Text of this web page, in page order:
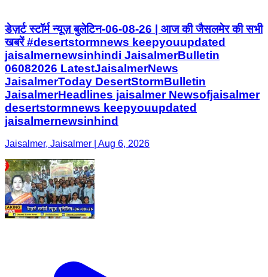
डेज़र्ट स्टॉर्म न्यूज़ बुलेटिन-06-08-26 | आज की जैसलमेर की सभी
खबरें #desertstormnews keepyouupdated
jaisalmernewsinhindi JaisalmerBulletin
06082026 LatestJaisalmerNews
JaisalmerToday DesertStormBulletin
JaisalmerHeadlines jaisalmer Newsofjaisalmer
desertstormnews keepyouupdated
jaisalmernewsinhind
Jaisalmer, Jaisalmer | Aug 6, 2026